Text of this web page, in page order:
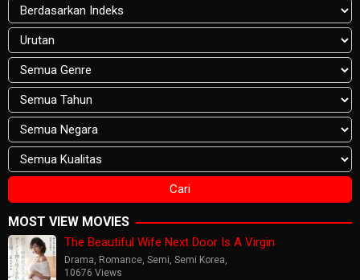
MOST VIEW MOVIES
The Beautiful Wife Next Door Is A Virgin
Drama, Romance, Semi, Semi Korea,
10676 Views